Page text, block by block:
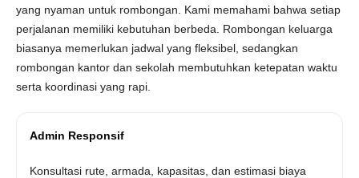
yang nyaman untuk rombongan. Kami memahami bahwa setiap
perjalanan memiliki kebutuhan berbeda. Rombongan keluarga
biasanya memerlukan jadwal yang fleksibel, sedangkan
rombongan kantor dan sekolah membutuhkan ketepatan waktu
serta koordinasi yang rapi.
Admin Responsif
Konsultasi rute, armada, kapasitas, dan estimasi biaya